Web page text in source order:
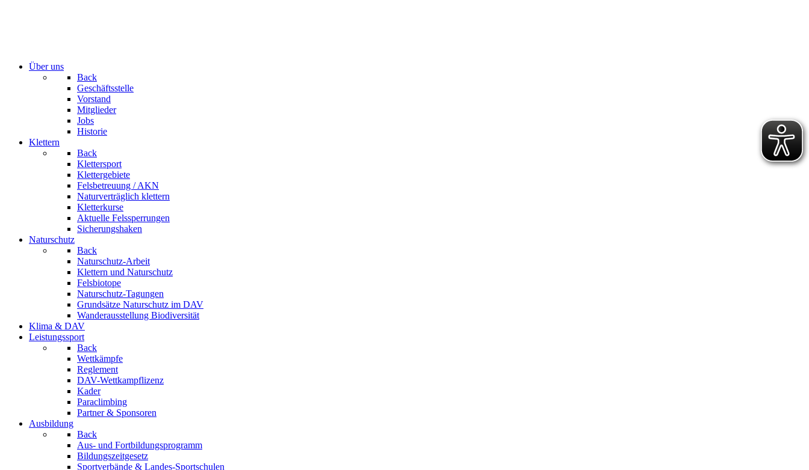
Über uns
Back
Geschäftsstelle
Vorstand
Mitglieder
Jobs
Historie
Klettern
Back
Klettersport
Klettergebiete
Felsbetreuung / AKN
Naturverträglich klettern
Kletterkurse
Aktuelle Felssperrungen
Sicherungshaken
Naturschutz
Back
Naturschutz-Arbeit
Klettern und Naturschutz
Felsbiotope
Naturschutz-Tagungen
Grundsätze Naturschutz im DAV
Wanderausstellung Biodiversität
Klima & DAV
Leistungssport
Back
Wettkämpfe
Reglement
DAV-Wettkampflizenz
Kader
Paraclimbing
Partner & Sponsoren
Ausbildung
Back
Aus- und Fortbildungsprogramm
Bildungszeitgesetz
Sportverbände & Landes-Sportschulen